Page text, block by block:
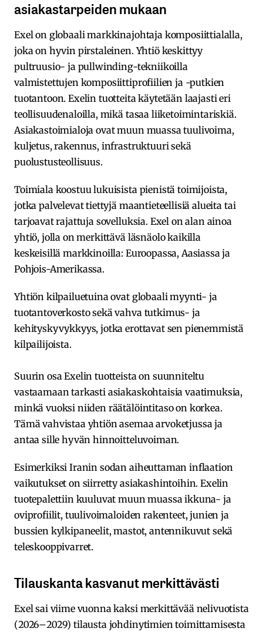
asiakastarpeiden mukaan
Exel on globaali markkinajohtaja komposiittialalla,
joka on hyvin pirstaleinen. Yhtiö keskittyy
pultruusio- ja pullwinding-tekniikoilla
valmistettujen komposiittiprofiilien ja -putkien
tuotantoon. Exelin tuotteita käytetään laajasti eri
teollisuudenaloilla, mikä tasaa liiketoimintariskiä.
Asiakastoimialoja ovat muun muassa tuulivoima,
kuljetus, rakennus, infrastruktuuri sekä
puolustusteollisuus.
Toimiala koostuu lukuisista pienistä toimijoista,
jotka palvelevat tiettyjä maantieteellisiä alueita tai
tarjoavat rajattuja sovelluksia. Exel on alan ainoa
yhtiö, jolla on merkittävä läsnäolo kaikilla
keskeisillä markkinoilla: Euroopassa, Aasiassa ja
Pohjois-Amerikassa.
Yhtiön kilpailuetuina ovat globaali myynti- ja
tuotantoverkosto sekä vahva tutkimus- ja
kehityskyvykkyys, jotka erottavat sen pienemmistä
kilpailijoista.
Suurin osa Exelin tuotteista on suunniteltu
vastaamaan tarkasti asiakaskohtaisia vaatimuksia,
minkä vuoksi niiden räätälöintitaso on korkea.
Tämä vahvistaa yhtiön asemaa arvoketjussa ja
antaa sille hyvän hinnoitteluvoiman.
Esimerkiksi Iranin sodan aiheuttaman inflaation
vaikutukset on siirretty asiakashintoihin. Exelin
tuotepalettiin kuuluvat muun muassa ikkuna- ja
oviprofiilit, tuulivoimaloiden rakenteet, junien ja
bussien kylkipaneelit, mastot, antennikuvut sekä
teleskooppivarret.
Tilauskanta kasvanut merkittävästi
Exel sai viime vuonna kaksi merkittävää nelivuotista
(2026–2029) tilausta johdinytimien toimittamisesta